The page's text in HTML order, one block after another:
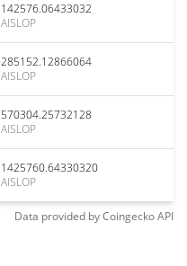
142576.06433032
AISLOP
285152.12866064
AISLOP
570304.25732128
AISLOP
1425760.64330320
AISLOP
Data provided byCoingeckoAPI